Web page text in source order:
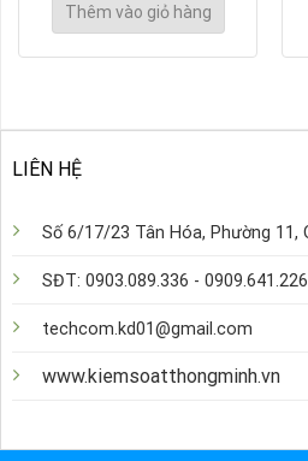
Thêm vào giỏ hàng
LIÊN HỆ
Số 6/17/23 Tân Hóa, Phường 11,
SĐT: 0903.089.336 - 0909.641.226
techcom.kd01@gmail.com
www.kiemsoatthongminh.vn